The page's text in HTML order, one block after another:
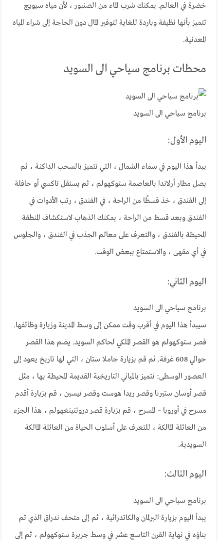
خضرة في العالم. يمكنك شرب الماء من الصنبور ، لأن مياه سيويج
تتميز بأنها نظيفة وباردة للغاية لتوفير المال دون الحاجة إلى شراء المياه
المعدنية.
محطات برنامج سياحي الى السويد
برنامج سياحي الى السويد
اليوم الأول:
يبدأ هذا اليوم في سماء الشمال ، التي تتميز بالسحب الداكنة ، ثم
يصل مطار أرلاندا بالعاصمة ستوكهولم ، ثم يستقل تاكسي أو حافلة
إلى الفندق ، خذ قسطًا من الراحة ، في الفندق ، رتب الأدوات في
الفندق وبعد قسط من الراحة ، يمكنك الذهاب لاستكشاف المنطقة
المحيطة بالفندق ، والتعرف على معالم الجذب في الفندق ، والجلوس
في أي مقهى ، والاستمتاع ببعض الوقت.
اليوم الثاني:
برنامج سياحي الى السويد
سيبدأ هذا اليوم في أقرب وقت ممكن إلى وسط المدينة وزيارة وظائفها.
قصر ستوكهولم هو القصر الملكي لحاكم السويد. يضم هذا القصر
حوالي 608 غرفة. ثم قم بزيارة جاملا ستان ، التي لها تاريخ يعود إلى
العصور الوسطى: تتميز بالمباني التاريخية القديمة المحيطة بها ، مثل
قصر أوسان ستيرنا وقصر ريدا هوست وقصر تيسين ، قم بزيارة أقدم
مسرح في أوروبا – المسرح ، قم بزيارة قصر دروتنينغهولم ، هذا الجزء
من العائلة المالكة ، للتعرف على أسلوب الحياة من العائلة المالكة
السويدية.
اليوم الثالث:
برنامج سياحي الى السويد
يبدأ اليوم بزيارة البرلمان والكاتدرائية ، ثم إلى متحف ندراق الذي تم
بناؤه في نهاية القرن التاسع عشر في وسط جزيرة ستوكهولم ، ثم إلى